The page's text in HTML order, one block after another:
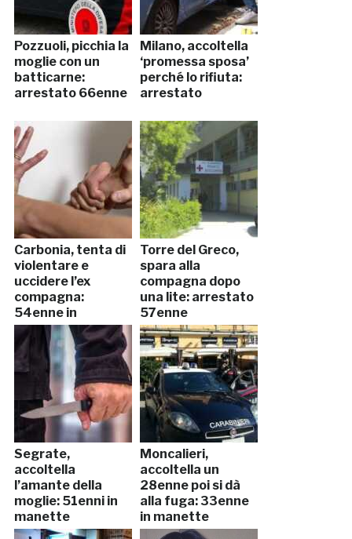
Pozzuoli, picchia la
moglie con un
batticarne:
arrestato 66enne
Milano, accoltella
‘promessa sposa’
perché lo rifiuta:
arrestato
Carbonia, tenta di
violentare e
uccidere l’ex
compagna:
54enne in
manette
Torre del Greco,
spara alla
compagna dopo
una lite: arrestato
57enne
Segrate,
accoltella
l’amante della
moglie: 51enni in
manette
Moncalieri,
accoltella un
28enne poi si dà
alla fuga: 33enne
in manette